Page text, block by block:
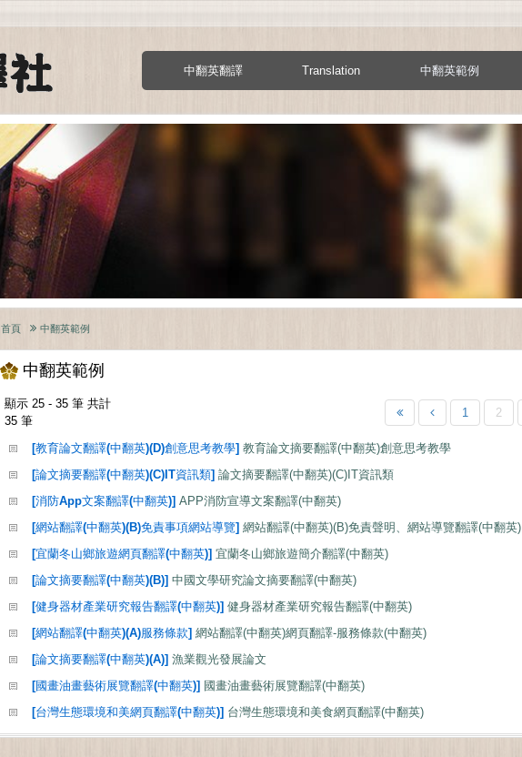
中翻英翻譯 Translation 中翻英範例
首頁 中翻英範例
中翻英範例
顯示 25 - 35 筆 共計
35 筆
1 2
[教育論文翻譯(中翻英)(D)創意思考教學] 教育論文摘要翻譯(中翻英)創意思考教學
[論文摘要翻譯(中翻英)(C)IT資訊類] 論文摘要翻譯(中翻英)(C)IT資訊類
[消防App文案翻譯(中翻英)] APP消防宣導文案翻譯(中翻英)
[網站翻譯(中翻英)(B)免責事項網站導覽] 網站翻譯(中翻英)(B)免責聲明、網站導覽翻譯(中翻英)
[宜蘭冬山鄉旅遊網頁翻譯(中翻英)] 宜蘭冬山鄉旅遊簡介翻譯(中翻英)
[論文摘要翻譯(中翻英)(B)] 中國文學研究論文摘要翻譯(中翻英)
[健身器材產業研究報告翻譯(中翻英)] 健身器材產業研究報告翻譯(中翻英)
[網站翻譯(中翻英)(A)服務條款] 網站翻譯(中翻英)網頁翻譯-服務條款(中翻英)
[論文摘要翻譯(中翻英)(A)] 漁業觀光發展論文
[國畫油畫藝術展覽翻譯(中翻英)] 國畫油畫藝術展覽翻譯(中翻英)
[台灣生態環境和美網頁翻譯(中翻英)] 台灣生態環境和美食網頁翻譯(中翻英)